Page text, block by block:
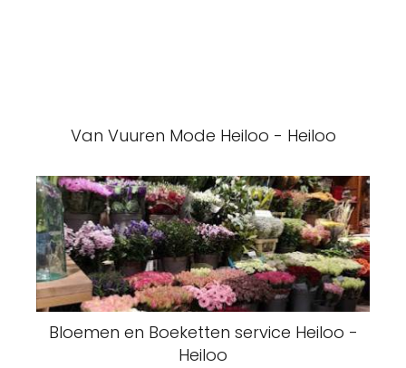
Van Vuuren Mode Heiloo - Heiloo
Bloemen en Boeketten service Heiloo -
Heiloo